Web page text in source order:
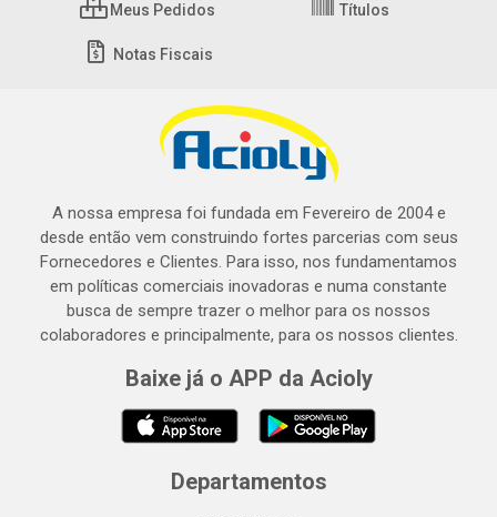
Meus Pedidos Títulos
Notas Fiscais
A nossa empresa foi fundada em Fevereiro de 2004 e
desde então vem construindo fortes parcerias com seus
Fornecedores e Clientes. Para isso, nos fundamentamos
em políticas comerciais inovadoras e numa constante
busca de sempre trazer o melhor para os nossos
colaboradores e principalmente, para os nossos clientes.
Baixe já o APP da Acioly
Departamentos